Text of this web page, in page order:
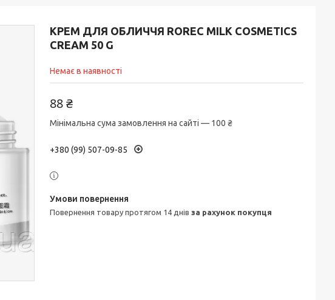
КРЕМ ДЛЯ ОБЛИЧЧЯ ROREC MILK COSMETICS
CREAM 50 G
Немає в наявності
88 ₴
Мінімальна сума замовлення на сайті — 100 ₴
+380 (99) 507-09-85
повернення товару протягом 14 днів за рахунок покупця